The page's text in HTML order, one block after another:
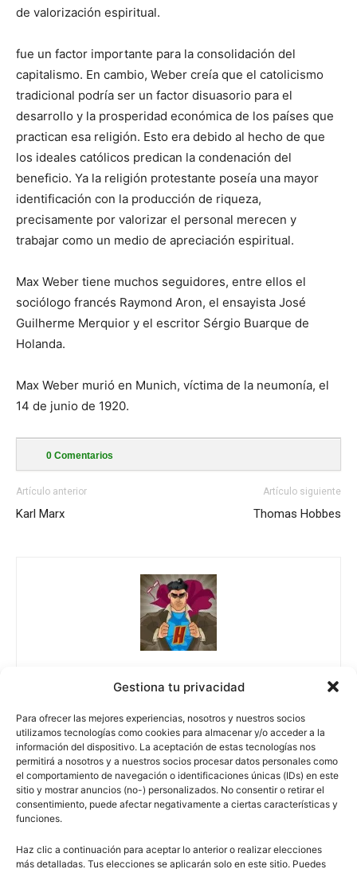
Gestiona tu privacidad
Para ofrecer las mejores experiencias, nosotros y nuestros socios
utilizamos tecnologías como cookies para almacenar y/o acceder a la
información del dispositivo. La aceptación de estas tecnologías nos
permitirá a nosotros y a nuestros socios procesar datos personales como
el comportamiento de navegación o identificaciones únicas (IDs) en este
sitio y mostrar anuncios (no-) personalizados. No consentir o retirar el
consentimiento, puede afectar negativamente a ciertas características y
funciones.
Haz clic a continuación para aceptar lo anterior o realizar elecciones
más detalladas. Tus elecciones se aplicarán solo en este sitio. Puedes
de valorización espiritual.
fue un factor importante para la consolidación del
capitalismo. En cambio, Weber creía que el catolicismo
tradicional podría ser un factor disuasorio para el
desarrollo y la prosperidad económica de los países que
practican esa religión. Esto era debido al hecho de que
los ideales católicos predican la condenación del
beneficio. Ya la religión protestante poseía una mayor
identificación con la producción de riqueza,
precisamente por valorizar el personal merecen y
trabajar como un medio de apreciación espiritual.
Max Weber tiene muchos seguidores, entre ellos el
sociólogo francés Raymond Aron, el ensayista José
Guilherme Merquior y el escritor Sérgio Buarque de
Holanda.
Max Weber murió en Munich, víctima de la neumonía, el
14 de junio de 1920.
0 Comentarios
Artículo anterior
Karl Marx
Artículo siguiente
Thomas Hobbes
DEJA UNA RESPUESTA